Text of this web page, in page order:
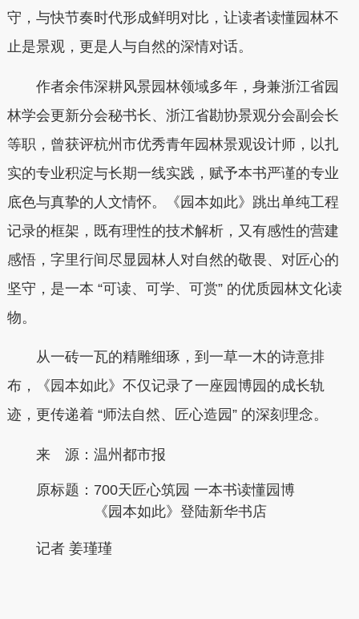
守，与快节奏时代形成鲜明对比，让读者读懂园林不
止是景观，更是人与自然的深情对话。
作者余伟深耕风景园林领域多年，身兼浙江省园
林学会更新分会秘书长、浙江省勘协景观分会副会长
等职，曾获评杭州市优秀青年园林景观设计师，以扎
实的专业积淀与长期一线实践，赋予本书严谨的专业
底色与真挚的人文情怀。《园本如此》跳出单纯工程
记录的框架，既有理性的技术解析，又有感性的营建
感悟，字里行间尽显园林人对自然的敬畏、对匠心的
坚守，是一本 “可读、可学、可赏” 的优质园林文化读
物。
从一砖一瓦的精雕细琢，到一草一木的诗意排
布，《园本如此》不仅记录了一座园博园的成长轨
迹，更传递着 “师法自然、匠心造园” 的深刻理念。
来 源：温州都市报
原标题： 700天匠心筑园 一本书读懂园博
《园本如此》登陆新华书店
记者 姜瑾瑾